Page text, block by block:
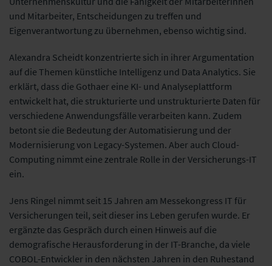
und Mitarbeiter, Entscheidungen zu treffen und
Eigenverantwortung zu übernehmen, ebenso wichtig sind.
Alexandra Scheidt konzentrierte sich in ihrer Argumentation
auf die Themen künstliche Intelligenz und Data Analytics. Sie
erklärt, dass die Gothaer eine KI- und Analyseplattform
entwickelt hat, die strukturierte und unstrukturierte Daten für
verschiedene Anwendungsfälle verarbeiten kann. Zudem
betont sie die Bedeutung der Automatisierung und der
Modernisierung von Legacy-Systemen. Aber auch Cloud-
Computing nimmt eine zentrale Rolle in der Versicherungs-IT
ein.
Jens Ringel nimmt seit 15 Jahren am Messekongress IT für
Versicherungen teil, seit dieser ins Leben gerufen wurde. Er
ergänzte das Gespräch durch einen Hinweis auf die
demografische Herausforderung in der IT-Branche, da viele
COBOL-Entwickler in den nächsten Jahren in den Ruhestand